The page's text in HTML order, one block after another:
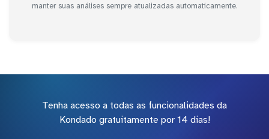
manter suas análises sempre atualizadas automaticamente.
Tenha acesso a todas as funcionalidades da
Kondado gratuitamente por 14 dias!